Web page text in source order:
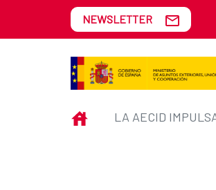
Skip to Main Content
La AECID impulsa el
NEWSLETTER
INICIO